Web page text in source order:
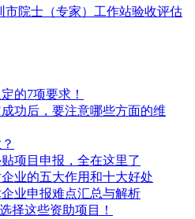
市院士（专家）工作站验收评估
的7项要求！
功后，要注意哪些方面的维
项目申报，全在这里了
业的五大作用和十大好处
业申报难点汇总与解析
择这些资助项目！